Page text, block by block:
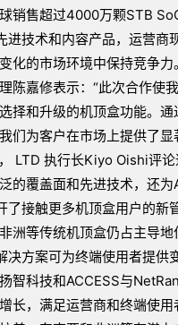
销售超过4000万颗STB
进技术和内容产品，运营商
化的市场环境中保持竞争力。
陈嘉修表示：“此次合作使
择和升级的机顶盒功能。
们为客户在市场上提供了显
LTD 执行长Kiyo Oishi评
的覆盖面和先进技术，还为
了接触更多机顶盒用户的新
洲等传统机顶盒仍占主导地
决方案可为终端使用者提供
智科技和ACCESS与
长，满足运营商和终端使用